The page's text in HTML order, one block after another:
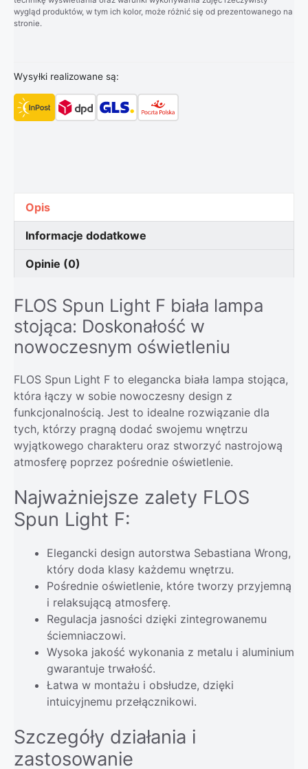
wygląd produktów, w tym ich kolor, może różnić się od prezentowanego na
stronie.
Wysyłki realizowane są:
Opis
Informacje dodatkowe
Opinie (0)
FLOS Spun Light F biała lampa
stojąca: Doskonałość w
nowoczesnym oświetleniu
FLOS Spun Light F to elegancka biała lampa stojąca,
która łączy w sobie nowoczesny design z
funkcjonalnością. Jest to idealne rozwiązanie dla
tych, którzy pragną dodać swojemu wnętrzu
wyjątkowego charakteru oraz stworzyć nastrojową
atmosferę poprzez pośrednie oświetlenie.
Najważniejsze zalety FLOS
Spun Light F:
Elegancki design autorstwa Sebastiana Wrong,
który doda klasy każdemu wnętrzu.
Pośrednie oświetlenie, które tworzy przyjemną
i relaksującą atmosferę.
Regulacja jasności dzięki zintegrowanemu
ściemniaczowi.
Wysoka jakość wykonania z metalu i aluminium
gwarantuje trwałość.
Łatwa w montażu i obsłudze, dzięki
intuicyjnemu przełącznikowi.
Szczegóły działania i
zastosowanie